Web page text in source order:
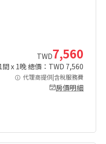
TWD7,560
間 x 1晚 總價：TWD 7,560
代理商提供|含稅服務費
房價明細